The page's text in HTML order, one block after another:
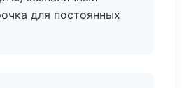
для постоянных